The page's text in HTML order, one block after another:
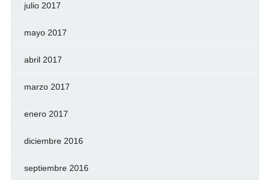
julio 2017
mayo 2017
abril 2017
marzo 2017
enero 2017
diciembre 2016
septiembre 2016